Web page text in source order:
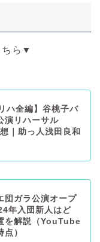
ちら▼
ハ全編】谷桃子バ
演リハーサル
｜助っ人浅田良和
団ガラ公演オープ
年入団新人はど
を解説（YouTube
点）